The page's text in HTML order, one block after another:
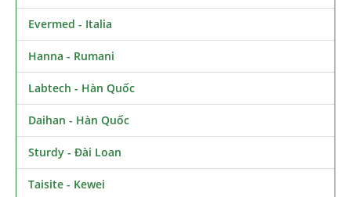
Evermed - Italia
Hanna - Rumani
Labtech - Hàn Quốc
Daihan - Hàn Quốc
Sturdy - Đài Loan
Taisite - Kewei